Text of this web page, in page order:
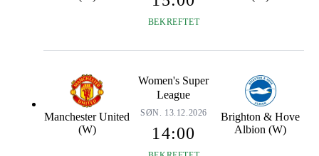
BEKREFTET
Manchester United
(W)
Women's Super
League
SØN. 13.12.2026
14:00
Brighton & Hove
Albion (W)